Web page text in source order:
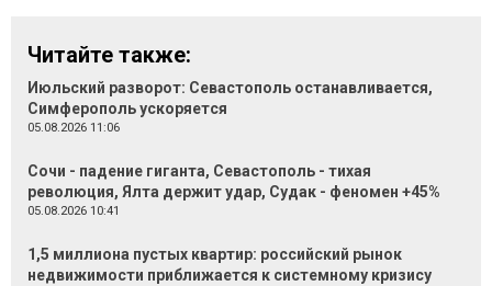
Читайте также:
Июльский разворот: Севастополь останавливается,
Симферополь ускоряется
05.08.2026 11:06
Сочи - падение гиганта, Севастополь - тихая
революция, Ялта держит удар, Судак - феномен +45%
05.08.2026 10:41
1,5 миллиона пустых квартир: российский рынок
недвижимости приближается к системному кризису